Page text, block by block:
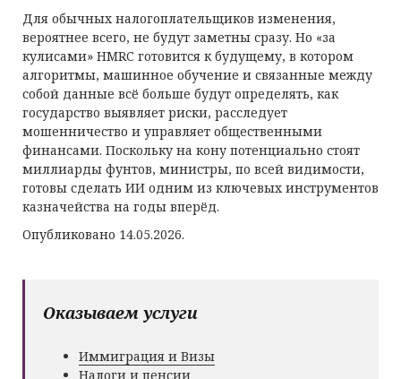
Для обычных налогоплательщиков изменения,
вероятнее всего, не будут заметны сразу. Но «за
кулисами» HMRC готовится к будущему, в котором
алгоритмы, машинное обучение и связанные между
собой данные всё больше будут определять, как
государство выявляет риски, расследует
мошенничество и управляет общественными
финансами. Поскольку на кону потенциально стоят
миллиарды фунтов, министры, по всей видимости,
готовы сделать ИИ одним из ключевых инструментов
казначейства на годы вперёд.
Опубликовано 14.05.2026.
Оказываем услуги
Иммиграция и Визы
Налоги и пенсии